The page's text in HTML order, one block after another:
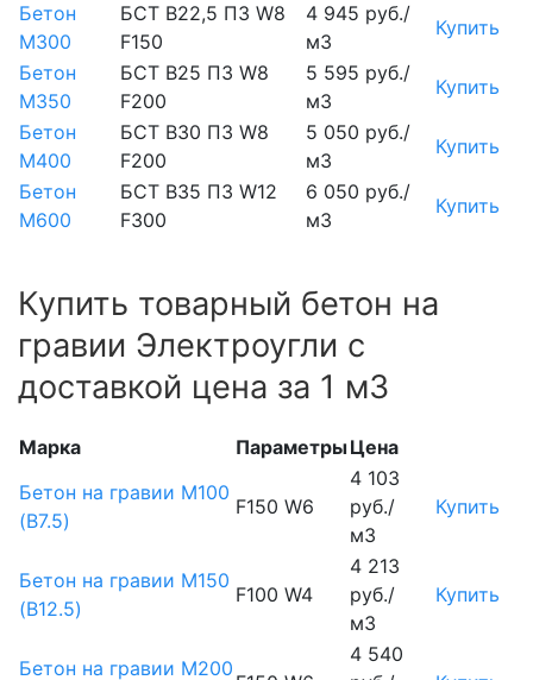
Бетон
М300
БСТ В22,5 П3 W8
F150
4 945 руб./
м3
Купить
Бетон
М350
БСТ В25 П3 W8
F200
5 595 руб./
м3
Купить
Бетон
М400
БСТ В30 П3 W8
F200
5 050 руб./
м3
Купить
Бетон
М600
БСТ В35 П3 W12
F300
6 050 руб./
м3
Купить
Купить товарный бетон на
гравии Электроугли с
доставкой цена за 1 м3
Марка ПараметрыЦена
Бетон на гравии М100
(B7.5)
F150 W6
4 103
руб./
м3
Купить
Бетон на гравии М150
(B12.5)
F100 W4
4 213
руб./
м3
Купить
Бетон на гравии М200
4 540